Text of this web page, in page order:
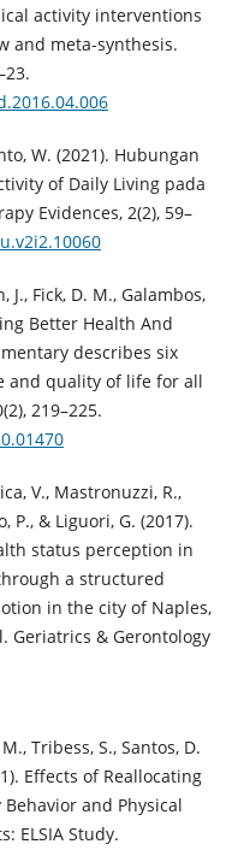
activity interventions
and meta-synthesis.
W. (2021). Hubungan
of Daily Living pada
Evidences, 2(2), 59–
J., Fick, D. M., Galambos,
Better Health And
describes six
and quality of life for all
219–225.
V., Mastronuzzi, R.,
P., & Liguori, G. (2017).
status perception in
a structured
in the city of Naples,
Geriatrics & Gerontology
Tribess, S., Santos, D.
Effects of Reallocating
and Physical
ELSIA Study.